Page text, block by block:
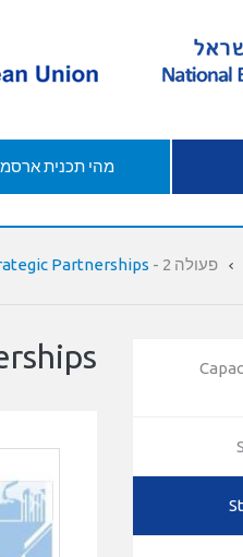
מהי תכנית
פעולה 2 - Cooperation Partnerships